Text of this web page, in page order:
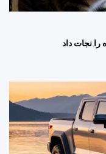
را نجات داد